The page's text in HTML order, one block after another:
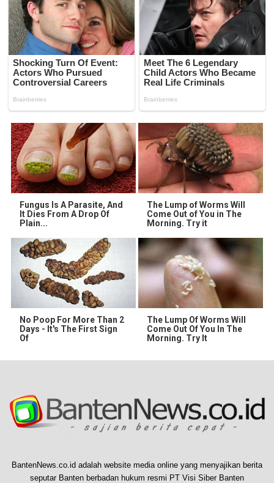
Fungus Is A Parasite, And
It Dies From A Drop Of
Plain...
The Lump of Worms Will
Come Out of You in The
Morning. Try it
No Poop For More Than 2
Days - It's The First Sign
Of
The Lump Of Worms Will
Come Out Of You In The
Morning. Try It
BantenNews.co.id adalah website media online yang menyajikan berita
seputar Banten berbadan hukum resmi PT Visi Siber Banten